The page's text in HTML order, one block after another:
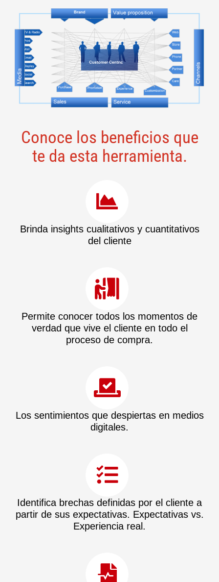
Conoce los beneficios que
te da esta herramienta.
Brinda insights cualitativos y cuantitativos
del cliente
Permite conocer todos los momentos de
verdad que vive el cliente en todo el
proceso de compra.
Los sentimientos que despiertas en medios
digitales.
Identifica brechas definidas por el cliente a
partir de sus expectativas. Expectativas vs.
Experiencia real.